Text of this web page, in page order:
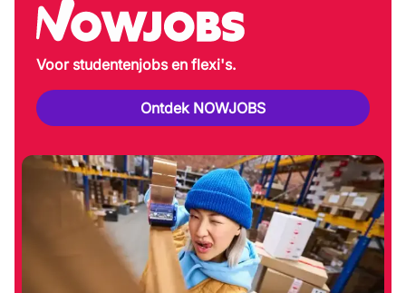
Voor studentenjobs en flexi's.
Ontdek NOWJOBS